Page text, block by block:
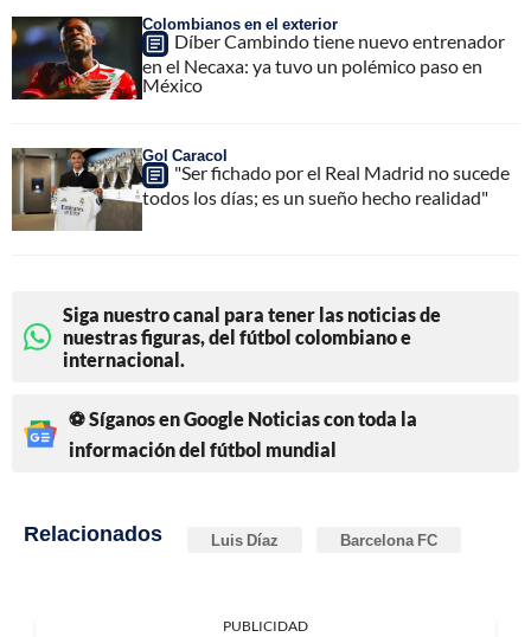
Colombianos en el exterior
Díber Cambindo tiene nuevo entrenador
en el Necaxa: ya tuvo un polémico paso en
México
Gol Caracol
"Ser fichado por el Real Madrid no sucede
todos los días; es un sueño hecho realidad"
Siga nuestro canal para tener las noticias de
nuestras figuras, del fútbol colombiano e
internacional.
⚽ Síganos en Google Noticias con toda la
información del fútbol mundial
Relacionados Luis Díaz Barcelona FC
PUBLICIDAD